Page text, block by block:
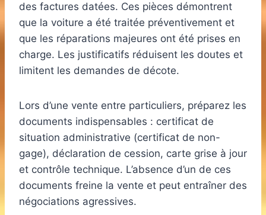
des factures datées. Ces pièces démontrent
que la voiture a été traitée préventivement et
que les réparations majeures ont été prises en
charge. Les justificatifs réduisent les doutes et
limitent les demandes de décote.
Lors d’une vente entre particuliers, préparez les
documents indispensables : certificat de
situation administrative (certificat de non-
gage), déclaration de cession, carte grise à jour
et contrôle technique. L’absence d’un de ces
documents freine la vente et peut entraîner des
négociations agressives.